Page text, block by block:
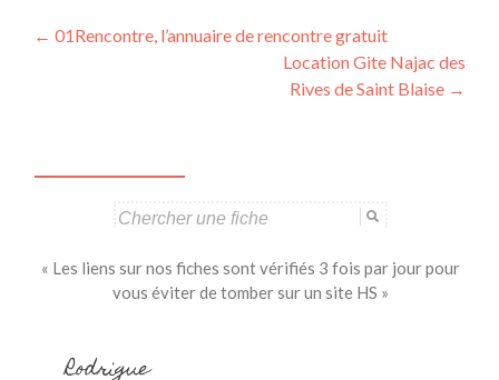
Navigation
← 01Rencontre, l’annuaire de rencontre gratuit
Location Gite Najac des
Rives de Saint Blaise →
« Les liens sur nos fiches sont vérifiés 3 fois par jour pour
vous éviter de tomber sur un site HS »
Rodrigue